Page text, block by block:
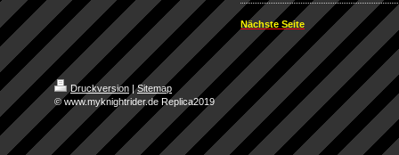
Nächste Seite
Druckversion | Sitemap
© www.myknightrider.de Replica2019